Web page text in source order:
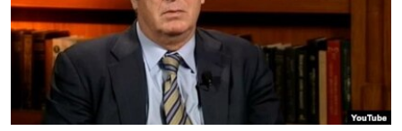
Learning English
СОЦИАЛЬНЫЕ СЕТИ